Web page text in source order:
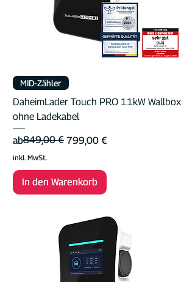
MID-Zähler
DaheimLader Touch PRO 11kW Wallbox
ohne Ladekabel
ab
Standardpreis
849,00 € 799,00 €
Sale-Preis
inkl. MwSt.
In den Warenkorb